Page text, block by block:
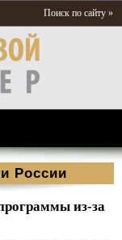
Поиск по сайту »
России
из-за